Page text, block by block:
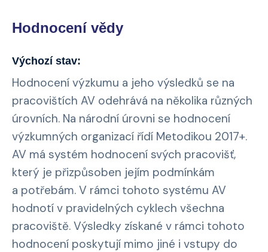
Hodnocení vědy
Výchozí stav:
Hodnocení výzkumu a jeho výsledků se na
pracovištích AV odehrává na několika různých
úrovních. Na národní úrovni se hodnocení
výzkumných organizací řídí Metodikou 2017+.
AV má systém hodnocení svých pracovišť,
který je přizpůsoben jejím podmínkám
a potřebám. V rámci tohoto systému AV
hodnotí v pravidelných cyklech všechna
pracoviště. Výsledky získané v rámci tohoto
hodnocení poskytují mimo jiné i vstupy do